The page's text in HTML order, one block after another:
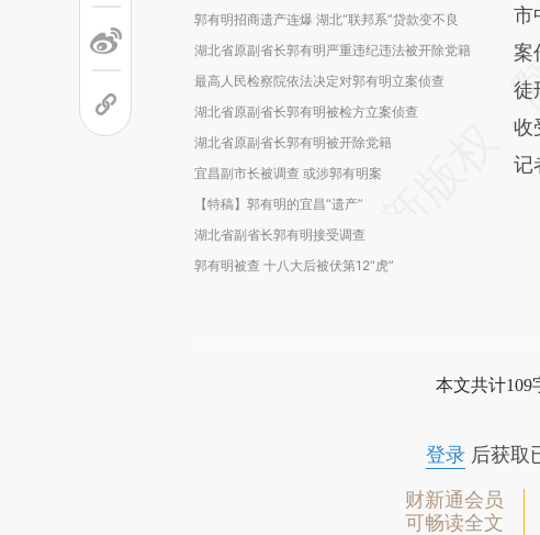
郭有明招商遗产连爆 湖北“联邦系”贷款变不良
湖北省原副省长郭有明严重违纪违法被开除党籍
最高人民检察院依法决定对郭有明立案侦查
湖北省原副省长郭有明被检方立案侦查
湖北省原副省长郭有明被开除党籍
宜昌副市长被调查 或涉郭有明案
【特稿】郭有明的宜昌“遗产”
湖北省副省长郭有明接受调查
郭有明被查 十八大后被伏第12“虎”
成
新
市
案
徒
收
记
本文共计109
登录后获取
财新通会员
可畅读全文